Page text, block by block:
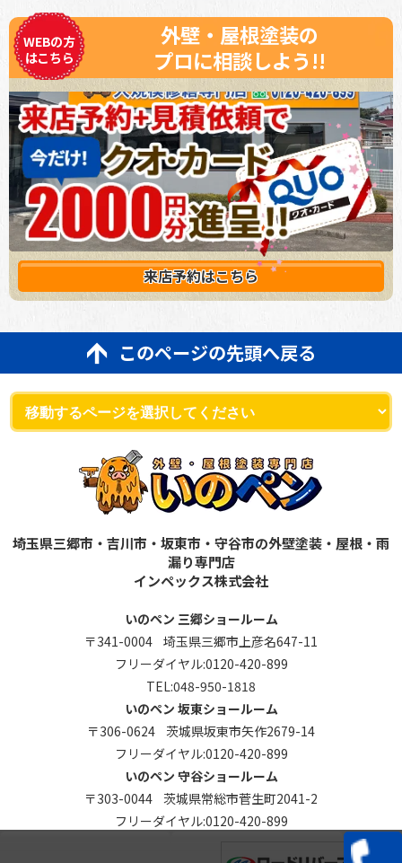
WEBの方
はこちら
外壁・屋根塗装の
プロに相談しよう!!
来店予約はこちら
このページの先頭へ戻る
埼玉県三郷市・吉川市・坂東市・守谷市の外壁塗装・屋根・雨
漏り専門店
インペックス株式会社
いのペン 三郷ショールーム
〒341-0004 埼玉県三郷市上彦名647-11
フリーダイヤル:0120-420-899
TEL:048-950-1818
いのペン 坂東ショールーム
〒306-0624 茨城県坂東市矢作2679-14
フリーダイヤル:0120-420-899
いのペン 守谷ショールーム
〒303-0044 茨城県常総市菅生町2041-2
フリーダイヤル:0120-420-899